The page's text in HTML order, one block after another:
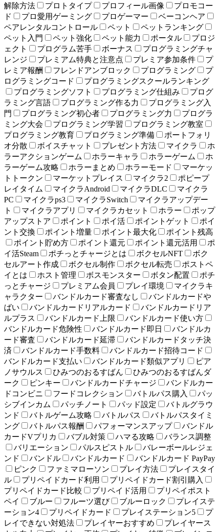
解除方法
プロトタイプ プロフィール画像
プロモコー
ド
プロ愛用ゲーミング プロゲーマー
ベーコンヘア
ペアレンタルコントロール
ペット
ペットランキング
ペット入門
ペット強化 ペット能力 ポータル
プロジ
ェクト
プログラム苦手 ボーナス
プログラミングチャ
レンジ
プレミアム特典と注意点 プレミア参加条件
プ
レミア報酬
フレンドアンブロック プログラミング
プ
ログラミングコード
プログラミングスクールランキング
プログラミングソフト
プログラミング仕組み
プログ
ラミング言語
プログラミング作る力
プログラミング入
門
プログラミング初心者 プログラミング力
プログラ
ミング大会
プログラミング学習
プログラミング教室
プログラミング教育
プログラミング準備
ポートフォリ
オ分散
ボイスチャット プレゼント方法 マイクラ
ホ
ラーアクションゲーム
ホラーキャラ ホラーゲーム
ホ
ラーゲーム攻略
ホラーまとめ ホラーモード
マーケッ
トトークン
マーケットプレイス マイクラ2
ポピープ
レイタイム
マイクラAndroid マイクラDLC
マイクラ
PC
マイクラps3 マイクラSwitch
マイクラアップデー
ト
マイクラアプリ マイクラカセット ホラー
ポップ
アップストア
ポイント ポイ活 ポイントゲット
ポイ
ント交換
ポイント増量 ポイント最大化
ポイント残高
ポイント貯め方
ポイント還元 ポイント還元活用
ポ
イ活Steam
ポチっとチャージとは ボクセルNFT
ボク
セルアート作成
ボクセル制作 ボクセル転売
ポストペ
イとは
ホスト管理 ボスモンスター ボタン配置
ポチ
っとチャージ
プレミアム会員 プレイ環境
マイクラキ
ャラクター
バンドルカード審査なし
バンドルカードや
ばい
バンドルカードリアルカード
バンドルカードリア
ルプラス
バンドルカード上限
バンドルカード使い方
バンドルカード危険性
バンドルカード即日
バンドルカ
ード審査
バンドルカード延滞
バンドルカードタッチ決
済
バンドルカード手数料
バンドルカード招待コード
バンドルカード支払い
バンドルカード類似アプリ
ピア
ノサウルス
ひみつのおるすばん
ひみつのおるすばんダ
ーク
ピンキー バンドルカードチャージ
バンドルカー
ドコンビニ
フードコレクション バトルパス購入
パッ
シブインカム
パッチノート パッド設定
バトルグラウ
ンド
バトルゲーム攻略 バトルパス
バトルパスタイミ
ング
バトルパス報酬 パフォーマンスアップ
バンドル
カードVプリカ
バブル対策 ハマる攻略
バランス調整
バリエーション
パルスピストル
バレーボールレジェ
ンド
バンドル バンドルカード
バンドルカード PayPay
ピンク
ファミマローソン プレイ方法
プレイスタイ
ル
プリペイドカード利用
プリペイドカード割引購入
プリペイドカード比較
プリペイド活用
プリペイポスト
ペイ
ブルー フルーツ選び ブルーロック
プレイステ
ーション4
プリペイドカード プレイステーション5
プ
レイできない対処法
プレイヤーおすすめ
プレイヤース